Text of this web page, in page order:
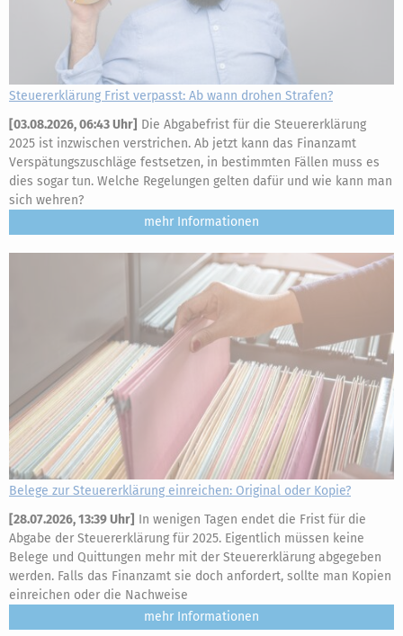
Steuererklärung Frist verpasst: Ab wann drohen Strafen?
[03.08.2026, 06:43 Uhr] Die Abgabefrist für die Steuererklärung
2025 ist inzwischen verstrichen. Ab jetzt kann das Finanzamt
Verspätungszuschläge festsetzen, in bestimmten Fällen muss es
dies sogar tun. Welche Regelungen gelten dafür und wie kann man
sich wehren?
mehr
Belege zur Steuererklärung einreichen: Original oder Kopie?
[28.07.2026, 13:39 Uhr] In wenigen Tagen endet die Frist für die
Abgabe der Steuererklärung für 2025. Eigentlich müssen keine
Belege und Quittungen mehr mit der Steuererklärung abgegeben
werden. Falls das Finanzamt sie doch anfordert, sollte man Kopien
einreichen oder die Nachweise
mehr